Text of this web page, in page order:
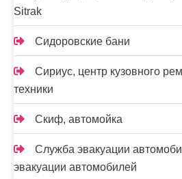
Sitrak
Сидоровские бани
Сириус, центр кузовного
техники
Скиф, автомойка
Служба эвакуации
эвакуации автомобилей